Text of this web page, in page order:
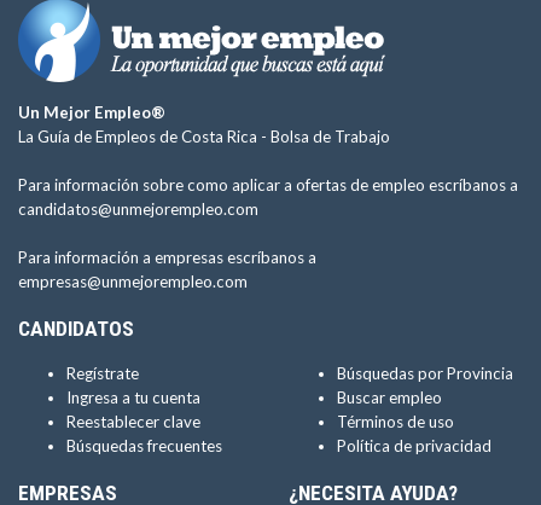
Un Mejor Empleo®
La Guía de Empleos de Costa Rica - Bolsa de Trabajo
Para información sobre como aplicar a ofertas de empleo escríbanos a
candidatos@unmejorempleo.com
Para información a empresas escríbanos a
empresas@unmejorempleo.com
CANDIDATOS
Regístrate
Ingresa a tu cuenta
Reestablecer clave
Búsquedas frecuentes
Búsquedas por Provincia
Buscar empleo
Términos de uso
Política de privacidad
EMPRESAS ¿NECESITA AYUDA?